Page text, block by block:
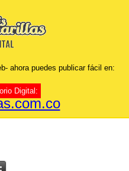
ahora puedes publicar fácil en:
Digital: